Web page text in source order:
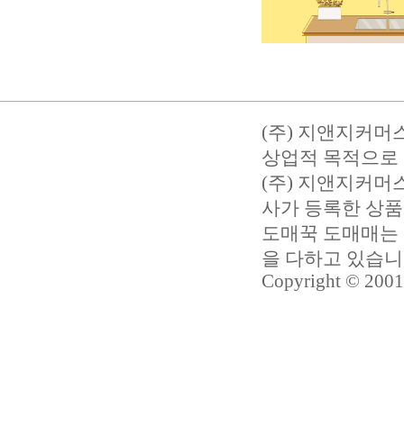
(주) 지앤지커머
상업적 목적으
(주) 지앤지커머
사가 등록한 상
도매꾹 도매매
을 다하고 있습
Copyright ©